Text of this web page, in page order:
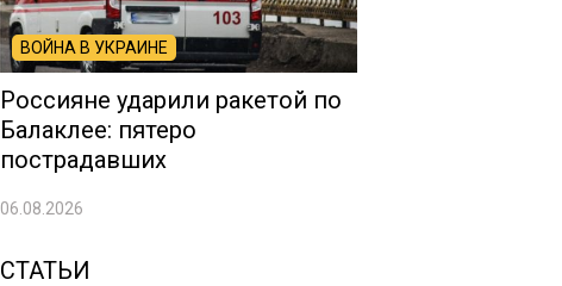
ВОЙНА В УКРАИНЕ
Россияне ударили ракетой по
Балаклее: пятеро
пострадавших
06.08.2026
СТАТЬИ